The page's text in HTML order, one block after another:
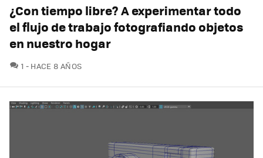
¿Con tiempo libre? A experimentar todo
el flujo de trabajo fotografiando objetos
en nuestro hogar
1 COMENTARIOS
HACE 8 AÑOS